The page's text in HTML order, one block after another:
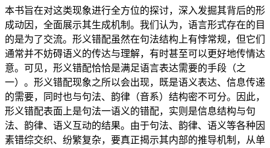
本书旨在对这类现象进行全方位的探讨，深入发掘其背后的形
成动因，全面展示其生成机制。我们认为，语言形式存在的目
的是为了交流。形义错配虽然在句法结构上有悖常规，但它们
通常并不妨碍语义的传达与理解，有时甚至可以更好地传情达
意。可见，形义错配恰恰是满足语言表达需要的手段（之
一）。形义错配现象之所以会出现，既是语义表达、信息传递
的需要，同时也与句法、韵律（音系）结构密不可分。因此，
形义错配表面上是句法一语义的错配，实则是信息结构与句
法、韵律、语义互动的结果。由于句法、韵律、语义等各种因
素错综交织、纷繁复杂，要真正揭示其内部的推导机制，从单